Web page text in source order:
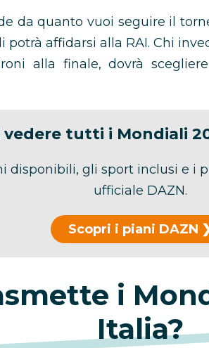
da quanto vuoi seguire il
potrà affidarsi alla RAI. Chi
alla finale, dovrà
vedere tutti i Mondiali
disponibili, gli sport inclusi e i
ufficiale DAZN.
Scopri i piani DAZN
i
Italia?